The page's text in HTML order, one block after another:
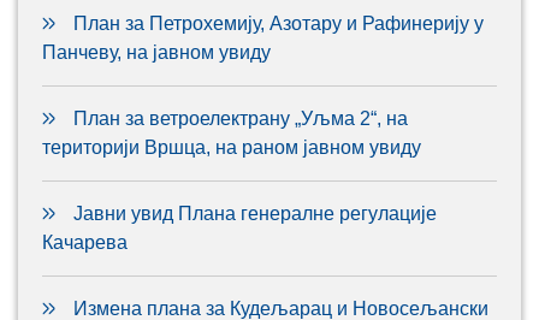
План за Петрохемију, Азотару и Рафинерију у
Панчеву, на јавном увиду
План за ветроелектрану „Уљма 2“, на
територији Вршца, на раном јавном увиду
Јавни увид Плана генералне регулације
Качарева
Измена плана за Кудељарац и Новосељански